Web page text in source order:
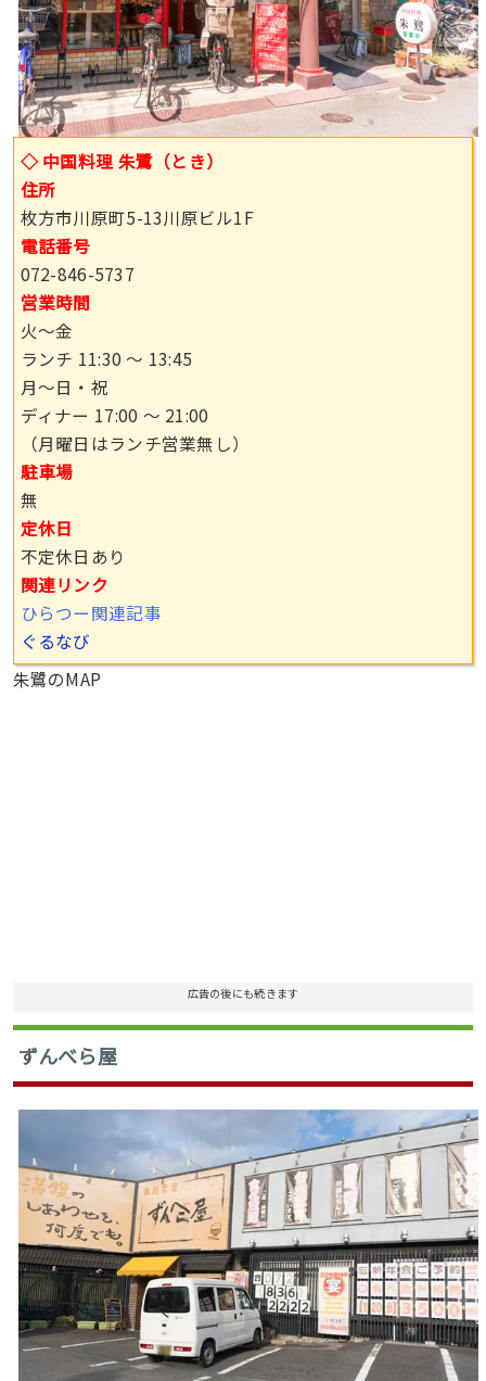
◇ 中国料理 朱鷺（とき）
住所
枚方市川原町5-13川原ビル1F
電話番号
072-846-5737
営業時間
火〜金
ランチ 11:30 〜 13:45
月〜日・祝
ディナー 17:00 〜 21:00
（月曜日はランチ営業無し）
駐車場
無
定休日
不定休日あり
関連リンク
ひらつー関連記事
ぐるなび
朱鷺のMAP
広告の後にも続きます
ずんべら屋